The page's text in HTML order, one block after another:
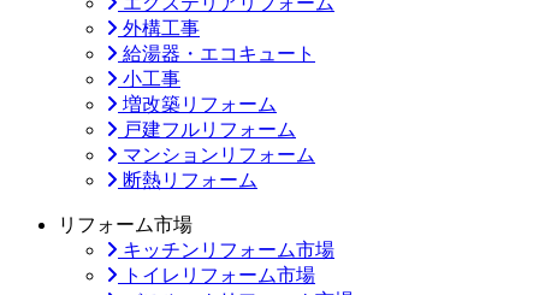
外構工事
給湯器・エコキュート
小工事
増改築リフォーム
戸建フルリフォーム
マンションリフォーム
断熱リフォーム
リフォーム市場
キッチンリフォーム市場
トイレリフォーム市場